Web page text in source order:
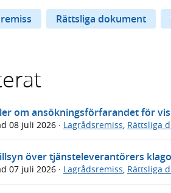
Rättsliga dokument
om ansökningsförfarandet för
08 juli 2026 · Lagrådsremiss, Rättsliga
över tjänsteleverantörers
07 juli 2026 · Lagrådsremiss Rättsliga